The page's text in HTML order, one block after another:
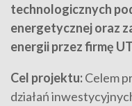
technologicznych
energetycznej oraz
energii przez firmę
Cel projektu:Celem
działań